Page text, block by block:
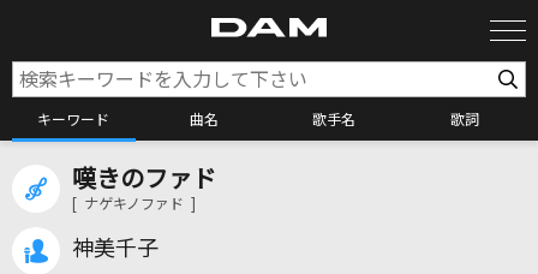
キーワード 曲名 歌手名 歌詞
カラオケ検索
嘆きのファド
[ ナゲキノファド ]
神美千子